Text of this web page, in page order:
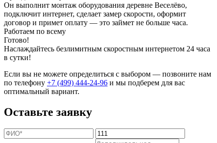
Он выполнит монтаж оборудования деревне Веселёво,
подключит интернет, сделает замер скорости, оформит
договор и примет оплату — это займет не больше часа.
Работаем по всему
Готово!
Наслаждайтесь безлимитным скоростным интернетом 24 часа
в сутки!
Если вы не можете определиться с выбором — позвоните нам
по телефону +7 (499) 444-24-96 и мы подберем для вас
оптимальный вариант.
Оставьте заявку